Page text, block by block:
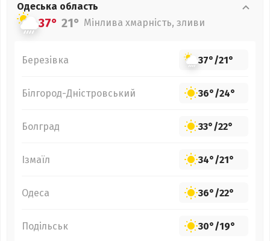
Одеська область
37° 21° Мінлива хмарність, зливи
Березівка 37°/21°
Білгород-Дністровський 36°/24°
Болград 33°/22°
Ізмаїл 34°/21°
Одеса 36°/22°
Подільськ 30°/19°